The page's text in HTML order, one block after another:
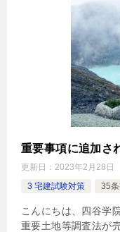
重要事項に追加さ
更新日： 2023年2月28日
3 宅建試験対策
35
こんにちは、四谷学
重要土地等調査法が